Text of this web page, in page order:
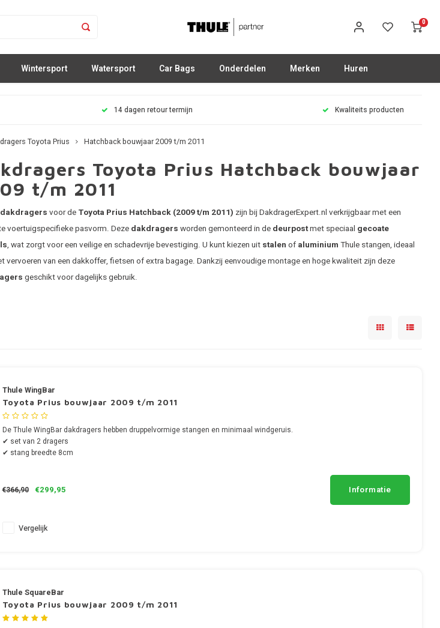
0
Wintersport Watersport Car Bags Onderdelen Merken Huren
14 dagen retour termijn Kwaliteits producten
Toyota Prius Hatchback bouwjaar 2009 t/m 2011
Toyota Prius Hatchback bouwjaar
t/m 2011
voor de Toyota Prius Hatchback (2009 t/m 2011) zijn bij DakdragerExpert.nl verkrijgbaar met een
voertuigspecifieke pasvorm. Deze dakdragers worden gemonteerd in de deurpostmet speciaal gecoate
, wat zorgt voor een veilige en schadevrije bevestiging. U kunt kiezen uit stalen of aluminium Thule stangen, ideaal
vervoeren van een dakkoffer, fietsen of extra bagage. Dankzij eenvoudige montage en hoge kwaliteit zijn deze
geschikt voor dagelijks gebruik.
Thule WingBar
Toyota Prius bouwjaar 2009 t/m 2011
De Thule WingBar dakdragers hebben druppelvormige stangen en minimaal windgeruis.
✔ set van 2 dragers
✔ stang breedte 8cm
€366,90 €299,95 Informatie
Vergelijk
Thule SquareBar
Toyota Prius bouwjaar 2009 t/m 2011